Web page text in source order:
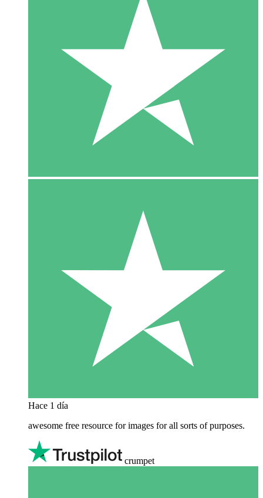
Hace 1 día
awesome free resource for images for all sorts of purposes.
crumpet